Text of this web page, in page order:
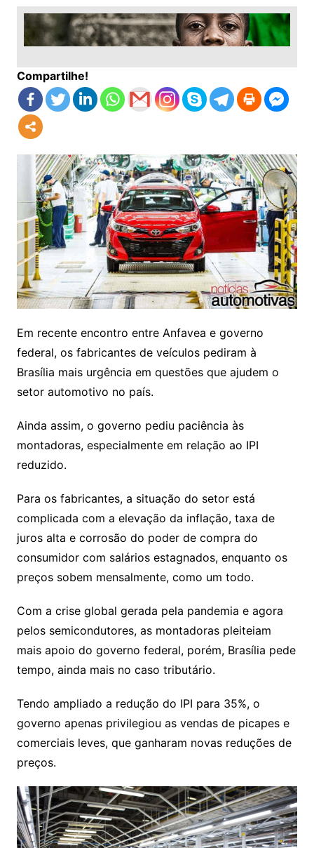
Compartilhe!
Em recente encontro entre Anfavea e governo
federal, os fabricantes de veículos pediram à
Brasília mais urgência em questões que ajudem o
setor automotivo no país.
Ainda assim, o governo pediu paciência às
montadoras, especialmente em relação ao IPI
reduzido.
Para os fabricantes, a situação do setor está
complicada com a elevação da inflação, taxa de
juros alta e corrosão do poder de compra do
consumidor com salários estagnados, enquanto os
preços sobem mensalmente, como um todo.
Com a crise global gerada pela pandemia e agora
pelos semicondutores, as montadoras pleiteiam
mais apoio do governo federal, porém, Brasília pede
tempo, ainda mais no caso tributário.
Tendo ampliado a redução do IPI para 35%, o
governo apenas privilegiou as vendas de picapes e
comerciais leves, que ganharam novas reduções de
preços.